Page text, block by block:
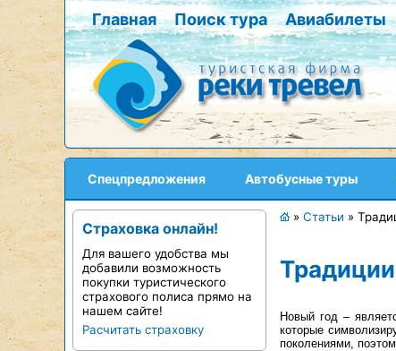
Главная Поиск тура Авиабилеты
Спецпредложения Автобусные туры
Страховка онлайн!
Для вашего удобства мы
добавили возможность
покупки туристического
страхового полиса прямо на
нашем сайте!
Расчитать страховку
» Статьи »
Новый год –
которые
поколениями,